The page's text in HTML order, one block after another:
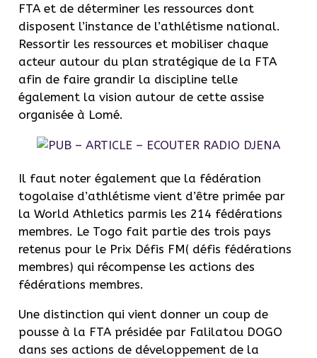
FTA et de déterminer les ressources dont
disposent l’instance de l’athlétisme national.
Ressortir les ressources et mobiliser chaque
acteur autour du plan stratégique de la FTA
afin de faire grandir la discipline telle
également la vision autour de cette assise
organisée à Lomé.
Il faut noter également que la fédération
togolaise d’athlétisme vient d’être primée par
la World Athletics parmis les 214 fédérations
membres. Le Togo fait partie des trois pays
retenus pour le Prix Défis FM( défis fédérations
membres) qui récompense les actions des
fédérations membres.
Une distinction qui vient donner un coup de
pousse à la FTA présidée par Falilatou DOGO
dans ses actions de développement de la